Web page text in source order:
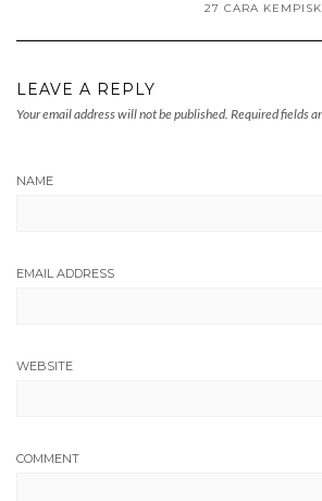
27 CARA
LEAVE A REPLY
Your email address will not be published. Required fields
NAME
EMAIL ADDRESS
WEBSITE
COMMENT